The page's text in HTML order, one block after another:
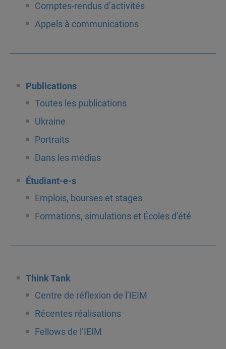
Comptes-rendus d’activités
Appels à communications
Publications
Toutes les publications
Ukraine
Portraits
Dans les médias
Étudiant-e-s
Emplois, bourses et stages
Formations, simulations et Écoles d’été
Think Tank
Centre de réflexion de l’IEIM
Récentes réalisations
Fellows de l’IEIM